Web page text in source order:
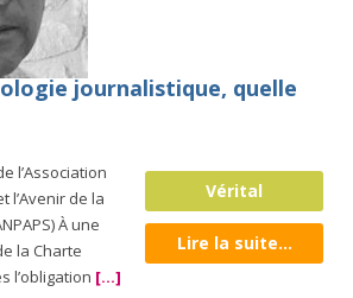
journalistique, quelle
l’Association
l’Avenir de la
À une
la Charte
l’obligation [...]
Vérital
Lire la suite...